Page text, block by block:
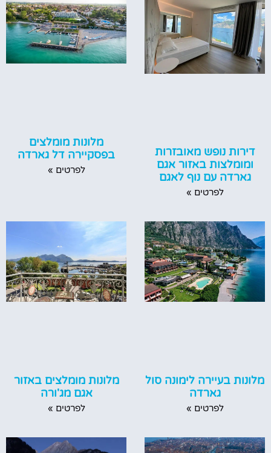
דירות נופש מאובזרות
ומומלצות באזור אגם
גארדה עם נוף לאגם
לפרטים »
מלונות מומלצים
בפסקיירה דל גארדה
לפרטים »
מלונות בעיירה לימונה סול
גארדה
לפרטים »
מלונות מומלצים באזור
אגם מג'ורה
לפרטים »